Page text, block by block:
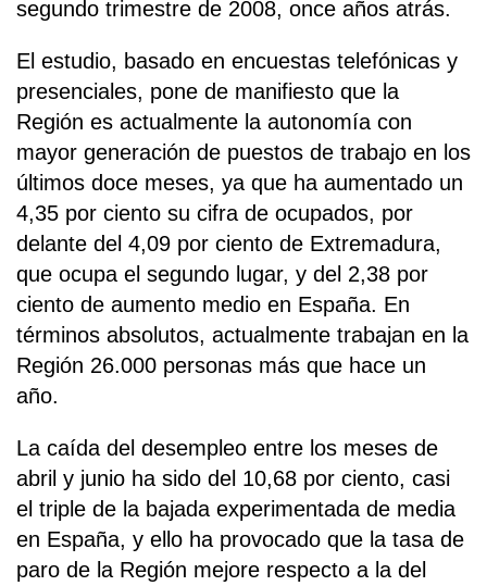
segundo trimestre de 2008, once años atrás.
El estudio, basado en encuestas telefónicas y
presenciales, pone de manifiesto que la
Región es actualmente la autonomía con
mayor generación de puestos de trabajo en los
últimos doce meses, ya que ha aumentado un
4,35 por ciento su cifra de ocupados, por
delante del 4,09 por ciento de Extremadura,
que ocupa el segundo lugar, y del 2,38 por
ciento de aumento medio en España. En
términos absolutos, actualmente trabajan en la
Región 26.000 personas más que hace un
año.
La caída del desempleo entre los meses de
abril y junio ha sido del 10,68 por ciento, casi
el triple de la bajada experimentada de media
en España, y ello ha provocado que la tasa de
paro de la Región mejore respecto a la del